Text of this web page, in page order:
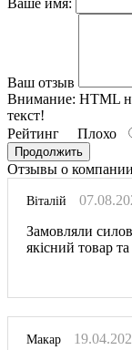
Ваш отзыв
Внимание: HTML
текст!
Рейтинг Плохо
Продолжить
Отзывы о компании
Віталій
Замовляли
якісний товар
Макар